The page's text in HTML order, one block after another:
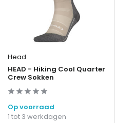
Head
HEAD - Hiking Cool Quarter
Crew Sokken
Op voorraad
1 tot 3 werkdagen